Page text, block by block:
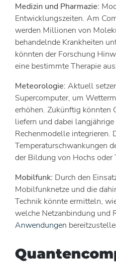
Medizin und Pharmazie:
Entwicklungszeiten. Am
werden Millionen von
behandelnde Krankheiten
könnten der Forschung
eine bestimmte Therapie
Meteorologie: Aktuell
Supercomputer, um
erhöhen. Zukünftig könnten
liefern und dabei
Rechenmodelle integrieren.
Temperaturschwankungen
der Bildung von Hochs oder
Mobilfunk: Durch den
Mobilfunknetze und die
Technik könnte ermitteln,
welche Netzanbindung und
Anwendungen